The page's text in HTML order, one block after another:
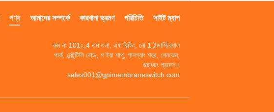
সাইট ম্যাপ
পরিচিতি
কারখানা ভ্রমণ
আমাদের সম্পর্কে
পণ্য
রুম নং 101২,4 তম তলা, এফ বিল্ডিং, নো 1 ইন্ডাস্ট্রিয়াল
পার্ক, মেন্টুটিলি রোড, শ ইয়া শাপু, গানগ্যাং শহর, শেনঝেন,
গুয়াংডং প্রদেশ।
sales001@gpimembraneswitch.com